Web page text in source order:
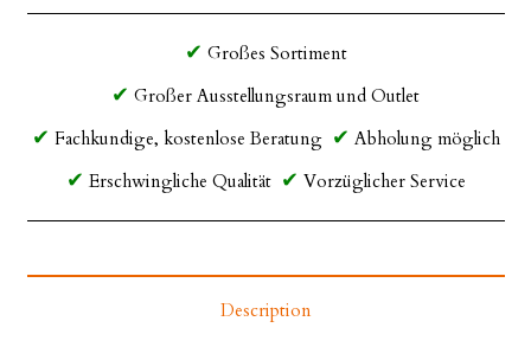
Großes Sortiment
Großer Ausstellungsraum und Outlet
Fachkundige, kostenlose Beratung
Abholung möglich
Erschwingliche Qualität
Vorzüglicher Service
Description